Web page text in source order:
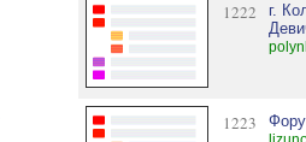
1222
г.
1223